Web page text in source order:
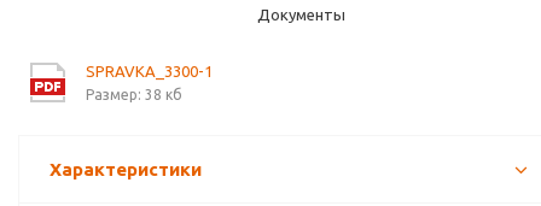
Документы
SPRAVKA_3300-1
Размер: 38 кб
Характеристики